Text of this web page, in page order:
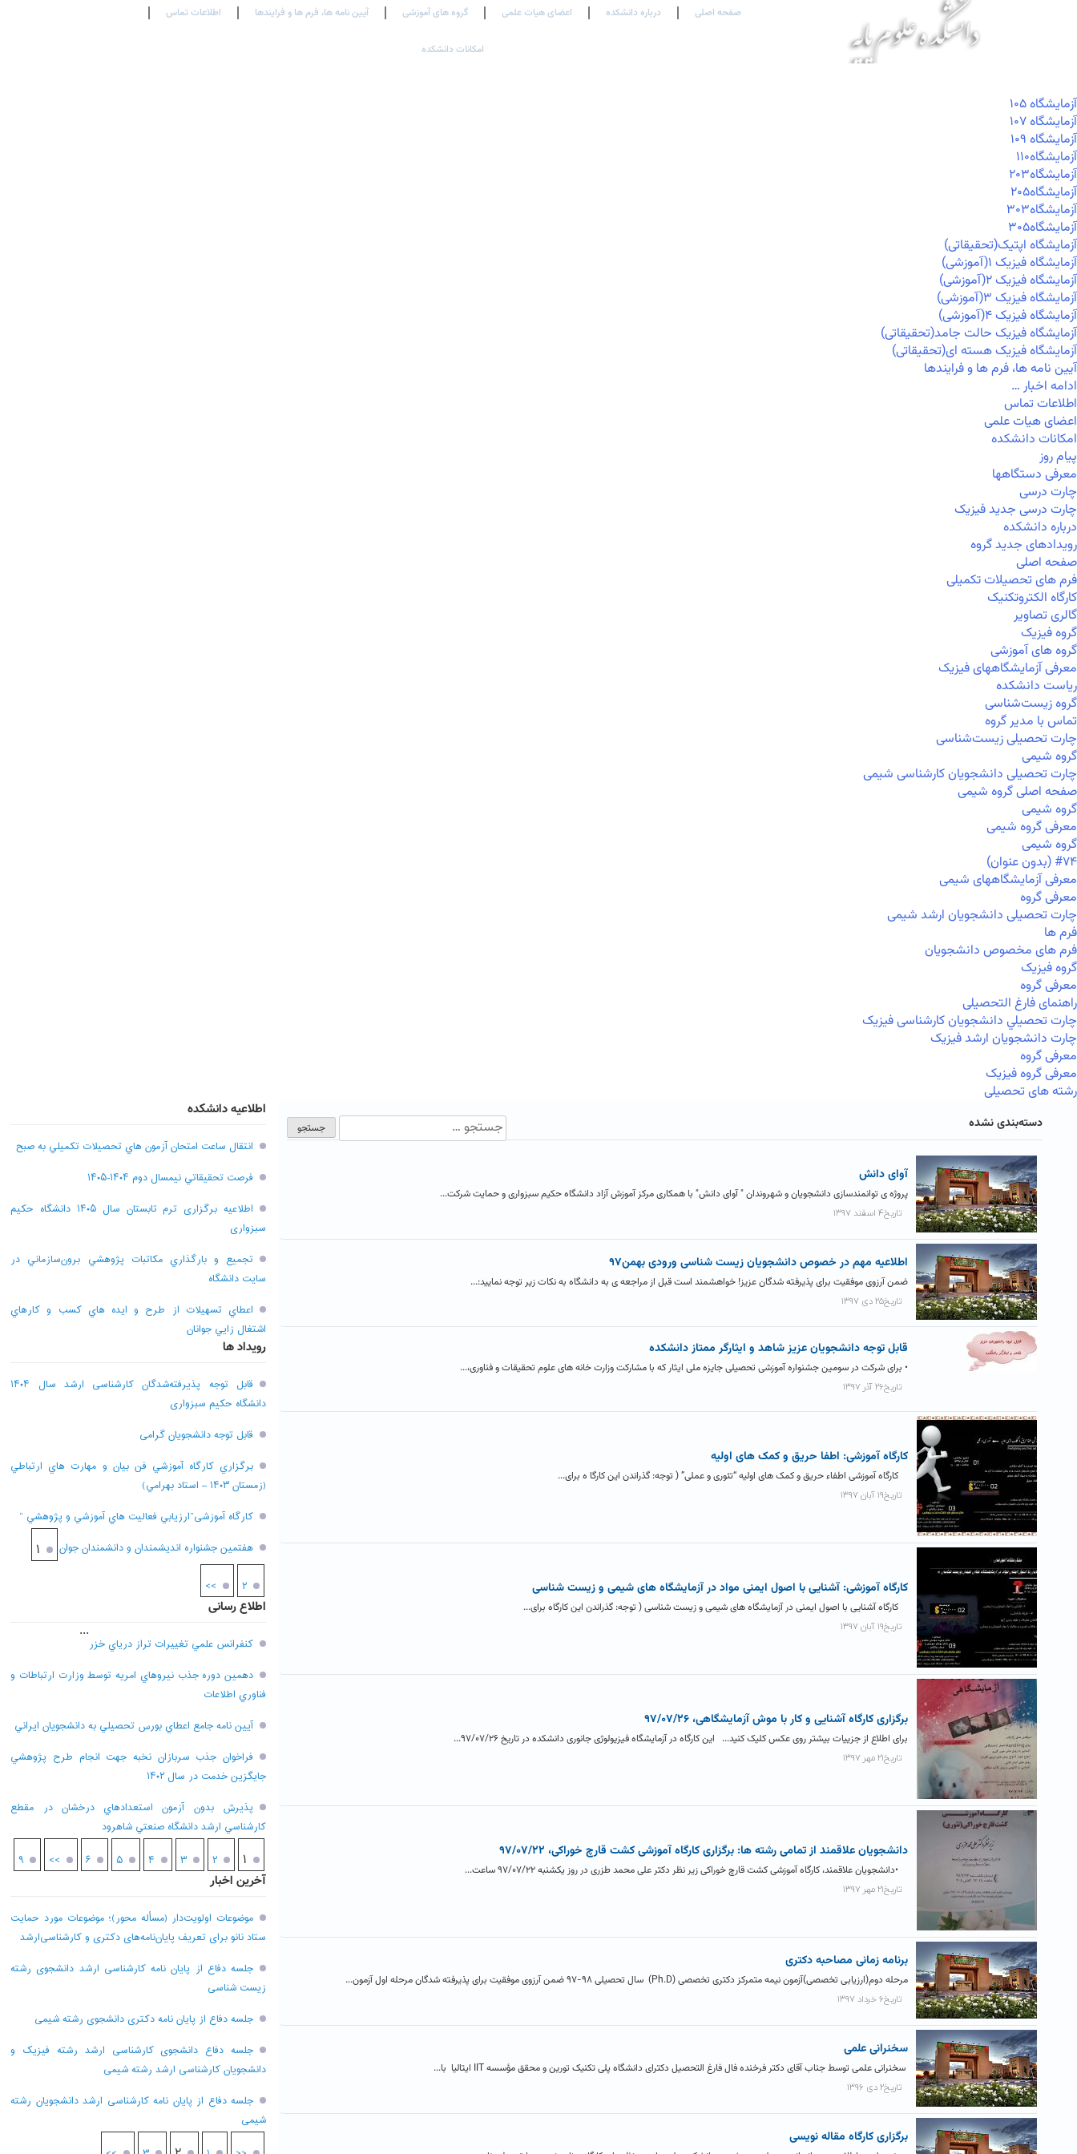
صفحه اصلی درباره دانشکده اعضای هیات علمی گروه های آموزشی آیین نامه ها، فرم ها و فرایندها اطلاعات تماس
امکانات دانشکده
آزمايشگاه ۱۰۵
آزمايشگاه ۱۰۷
آزمايشگاه ۱۰۹
آزمايشگاه۱۱۰
آزمايشگاه۲۰۳
آزمايشگاه۲۰۵
آزمايشگاه۳۰۳
آزمايشگاه۳۰۵
آزمایشگاه اپتیک(تحقیقاتی)
آزمایشگاه فیزیک ۱(آموزشی)
آزمایشگاه فیزیک ۲(آموزشی)
آزمایشگاه فیزیک ۳(آموزشی)
آزمایشگاه فیزیک ۴(آموزشی)
آزمایشگاه فیزیک حالت جامد(تحقیقاتی)
آزمایشگاه فیزیک هسته ای(تحقیقاتی)
آیین نامه ها، فرم ها و فرایندها
ادامه اخبار …
اطلاعات تماس
اعضای هیات علمی
امکانات دانشکده
پیام روز
معرفی دستگاهها
چارت درسی
چارت درسی جدید فیزیک
درباره دانشکده
رویدادهای جدید گروه
صفحه اصلی
فرم های تحصیلات تکمیلی
کارگاه الکتروتکنیک
گالری تصاویر
گروه فیزیک
گروه های آموزشی
معرفی آزمایشگاههای فیزیک
ریاست دانشکده
گروه زیست‌شناسی
تماس با مدیر گروه
چارت تحصیلی زیست‌شناسی
گروه شیمی
چارت تحصیلی دانشجویان کارشناسی شیمی
صفحه اصلی گروه شیمی
گروه شیمی
معرفی گروه شیمی
گروه شیمی
#۷۴ (بدون عنوان)
معرفی آزمایشگاههای شیمی
معرفی گروه
چارت تحصیلی دانشجویان ارشد شیمی
فرم ها
فرم های مخصوص دانشجویان
گروه فیزیک
معرفی گروه
راهنمای فارغ التحصیلی
چارت تحصيلي دانشجویان کارشناسی فیزیک
چارت دانشجویان ارشد فیزیک
معرفی گروه
معرفی گروه فیزیک
رشته های تحصیلی
دسته‌بندی نشده
آوای دانش
پروژه ی توانمندسازی دانشجویان و شهروندان " آوای دانش" با همکاری مرکز آموزش آزاد دانشگاه حکیم سبزواری و حمایت شرکت...
تاریخ۴ اسفند ۱۳۹۷
اطلاعیه مهم در خصوص دانشجویان زیست شناسی ورودی بهمن۹۷
ضمن آرزوی موفقیت برای پذیرفته شدگان عزیز! خواهشمند است قبل از مراجعه ی به دانشگاه به نکات زیر توجه نمایید:...
تاریخ۲۵ دی ۱۳۹۷
قابل توجه دانشجویان عزیز شاهد و ایثارگر ممتاز دانشکده
• برای شرکت در سومین جشنواره آموزشی تحصیلی جایزه ملی ایثار که با مشارکت وزارت خانه های علوم تحقیقات و فناوری،...
تاریخ۲۶ آذر ۱۳۹۷
کارگاه آموزشی: اطفا حریق و کمک های اولیه
کارگاه آموزشی اطفاء حریق و کمک های اولیه “تئوری و عملی” ( توجه: گذراندن این کارگا ه برای...
تاریخ۱۹ آبان ۱۳۹۷
کارگاه آموزشی: آشنایی با اصول ایمنی مواد در آزمایشگاه های شیمی و زیست شناسی
کارگاه آشنایی با اصول ایمنی در آزمایشگاه های شیمی و زیست شناسی ( توجه: گذراندن این کارگاه برای...
تاریخ۱۹ آبان ۱۳۹۷
برگزاری کارگاه آشنایی و کار با موش آزمایشگاهی، ۹۷/۰۷/۲۶
برای اطلاع از جزییات بیشتر روی عکس کلیک کنید... این کارگاه در آزمایشگاه فیزیولوژی جانوری دانشکده در تاریخ ۹۷/۰۷/۲۶...
تاریخ۲۱ مهر ۱۳۹۷
دانشجویان علاقمند از تمامی رشته ها: برگزاری کارگاه آموزشی کشت قارچ خوراکی، ۹۷/۰۷/۲۲
•دانشجویان علاقمند، کارگاه آموزشی کشت قارچ خوراکی زیر نظر دکتر علی محمد طزری در روز یکشنبه ۹۷/۰۷/۲۲ ساعت...
تاریخ۲۱ مهر ۱۳۹۷
برنامه زمانی مصاحبه دکتری
مرحله دوم(ارزیابی تخصصی)آزمون نیمه متمرکز دکتری تخصصی (Ph.D) سال تحصیلی ۹۸-۹۷ ضمن آرزوی موفقیت برای پذیرفته شدگان مرحله اول آزمون...
تاریخ۶ خرداد ۱۳۹۷
سخنرانی علمی
سخنرانی علمی توسط جناب آقای دکتر فرخنده فال فارغ التحصیل دکترای دانشگاه پلی تکنیک تورین و محقق مؤسسه IIT ایتالیا با...
تاریخ۲ دی ۱۳۹۶
برگزاری کارگاه مقاله نویسی
اطلاعیه دانشکده
انتقال ساعت امتحان آزمون هاي تحصيلات تکميلي به صبح
فرصت تحقيقاتي نیمسال دوم ۱۴۰۴-۱۴۰۵
اطلاعیه برگزاری ترم تابستان سال ۱۴۰۵ دانشگاه حکیم
سبزواری
تجميع و بارگذاري مکاتبات پژوهشي برون‌سازماني در
سايت دانشگاه
اعطاي تسهيلات از طرح و ايده هاي کسب و کارهاي
اشتغال زايي جوانان
رویداد ها
قابل توجه پذیرفته‌شدگان کارشناسی ارشد سال ۱۴۰۴
دانشگاه حکیم سبزواری
قابل توجه دانشجویان گرامی
برگزاري کارگاه آموزشي فن بيان و مهارت هاي ارتباطي
(زمستان ۱۴۰۳ – استاد بهرامي)
کارگاه آموزشی”ارزيابي فعاليت هاي آموزشي و پژوهشي “
هفتمين جشنواره انديشمندان و دانشمندان جوان
۱
۲ >>
اطلاع رسانی
کنفرانس علمي تغييرات تراز درياي خزر
دهمين دوره جذب نيروهاي امريه توسط وزارت ارتباطات و
فناوري اطلاعات
آيين نامه جامع اعطاي بورس تحصيلي به دانشجويان ايراني
فراخوان جذب سربازان نخبه جهت انجام طرح پژوهشي
جايگزين خدمت در سال ۱۴۰۲
پذيرش بدون آزمون استعدادهاي درخشان در مقطع
کارشناسي ارشد دانشگاه صنعتي شاهرود
۱ ۲ ۳ ۴ ۵ ۶
...
۹ >>
آخرین اخبار
موضوعات اولویت‌دار (مسأله محور)؛ موضوعات مورد حمایت
ستاد نانو برای تعریف پایان‌نامه‌های دکتری و کارشناسی‌ارشد
جلسه دفاع از پایان نامه کارشناسی ارشد دانشجوی رشته
زیست شناسی
جلسه دفاع از پایان نامه دکتری دانشجوی رشته شیمی
جلسه دفاع دانشجوی کارشناسی ارشد رشته فیزیک و
دانشجویان کارشناسی ارشد رشته شیمی
جلسه دفاع از پایان نامه کارشناسی ارشد دانشجویان رشته
شیمی